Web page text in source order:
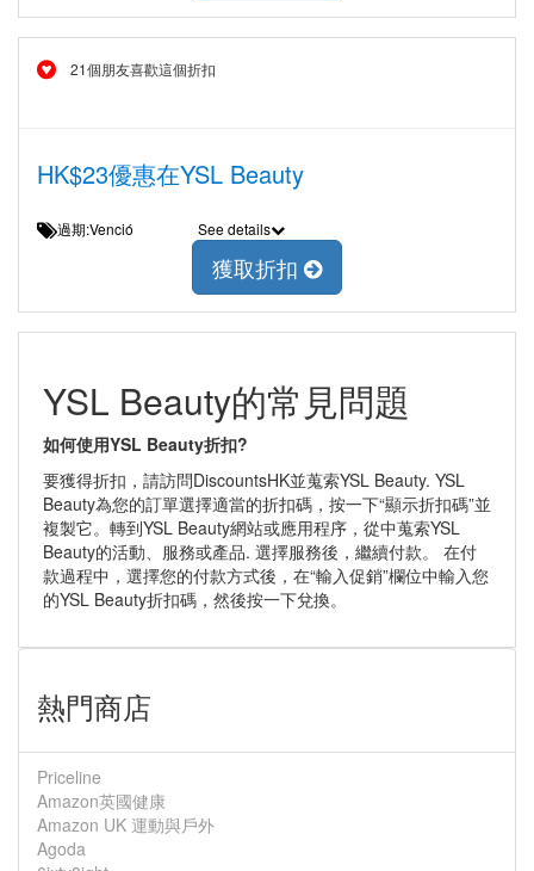
21個朋友喜歡這個折扣
HK$23優惠在YSL Beauty
過期:Venció See details
獲取折扣
YSL Beauty的常見問題
如何使用YSL Beauty折扣?
要獲得折扣，請訪問DiscountsHK並蒐索YSL Beauty. YSL
Beauty為您的訂單選擇適當的折扣碼，按一下“顯示折扣碼”並
複製它。轉到YSL Beauty網站或應用程序，從中蒐索YSL
Beauty的活動、服務或產品. 選擇服務後，繼續付款。 在付
款過程中，選擇您的付款方式後，在“輸入促銷”欄位中輸入您
的YSL Beauty折扣碼，然後按一下兌換。
熱門商店
Priceline
Amazon英國健康
Amazon UK 運動與戶外
Agoda